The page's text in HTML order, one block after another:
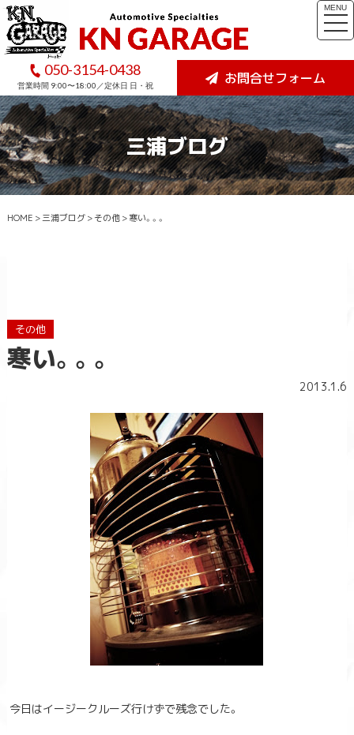
050-3154-0438
営業時間 9:00〜18:00／定休日 日・祝 お問合せフォーム
MENU
三浦ブログ
HOME >三浦ブログ>その他>寒い。。。
その他
寒い。。。
2013.1.6
今日はイージークルーズ行けずで残念でした。